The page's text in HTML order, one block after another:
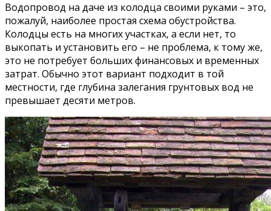
Водопровод на даче из колодца своими руками – это,
пожалуй, наиболее простая схема обустройства.
Колодцы есть на многих участках, а если нет, то
выкопать и установить его – не проблема, к тому же,
это не потребует больших финансовых и временных
затрат. Обычно этот вариант подходит в той
местности, где глубина залегания грунтовых вод не
превышает десяти метров.